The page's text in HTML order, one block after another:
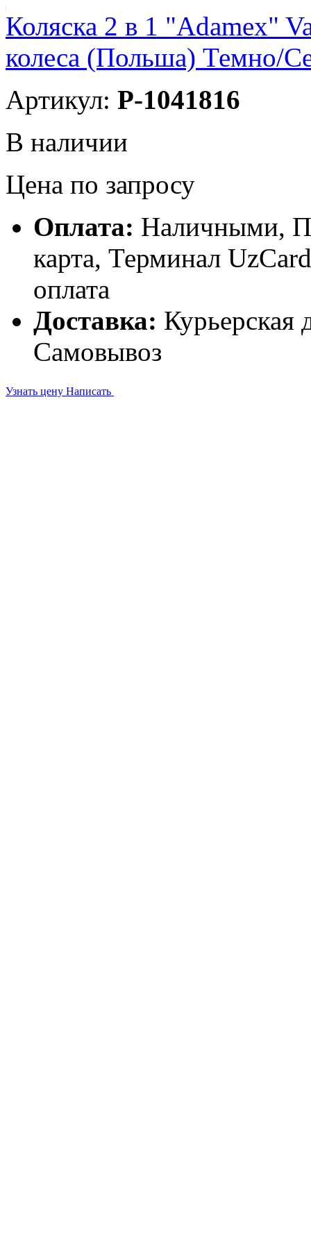
Коляска 2 в 1 "Adamex"
колеса (Польша) Темно/
Артикул: P-1041816
В наличии
Цена по запросу
Оплата: Наличными,
карта, Терминал
оплата
Доставка: Курьерская
Самовывоз
Узнать цену Написать